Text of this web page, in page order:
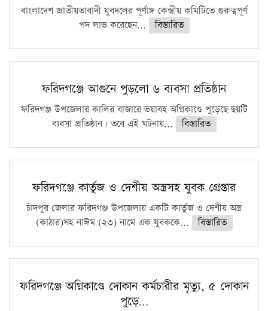
বাংলাদেশ জাতীয়তাবাদী যুবদলের পূর্ণাঙ্গ কেন্দ্রীয় কমিটিতে গুরুত্বপূর্ণ
পদ লাভ করেছেন...
বিস্তারিত
ফরিদগঞ্জে আগুনে পুড়লো ৬ ব্যবসা প্রতিষ্ঠান
ফরিদগঞ্জ উপজেলার কালির বাজারে ভয়াবহ অগ্নিকাণ্ডে পুড়েছে ছয়টি
ব্যবসা প্রতিষ্ঠান। তবে এই ঘটনায়...
বিস্তারিত
ফরিদগঞ্জে কার্তুজ ও দেশীয় অস্ত্রসহ যুবক গ্রেপ্তার
চাঁদপুর জেলার ফরিদগঞ্জ উপজেলায় একটি কার্তুজ ও দেশীয় অস্ত্র
(কাঠার)সহ নাঈম (২৩) নামে এক যুবককে...
বিস্তারিত
ফরিদগঞ্জে অগ্নিকাণ্ডে দোকান কর্মচারীর মৃত্যু, ৫ দোকান
পুড়ে…